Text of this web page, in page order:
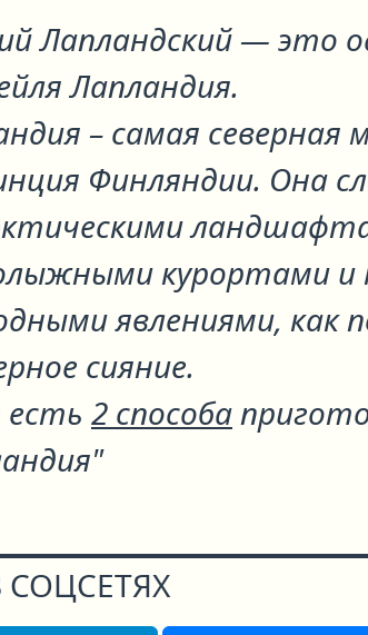
Лапландский— это
Лапландия.
– самая северная
Финляндии. Она
курортами
явлениями, как
сияние.
есть 2 способа